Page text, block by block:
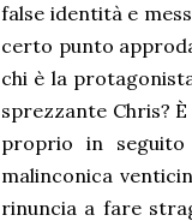
false identità e
certo punto
chi è la
sprezzante Chris?
proprio in
malinconica
rinuncia a fare